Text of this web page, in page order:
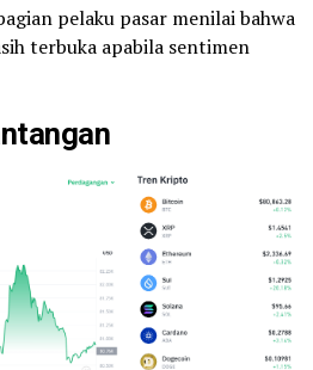
pelaku pasar menilai bahwa
terbuka apabila sentimen